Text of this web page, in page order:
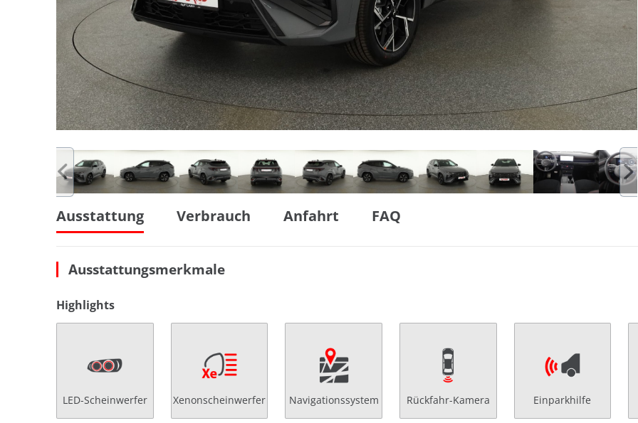
Ausstattung Verbrauch Anfahrt FAQ
Ausstattungsmerkmale
Highlights
LED-Scheinwerfer Xenonscheinwerfer Navigationssystem Rückfahr-Kamera Einparkhilfe